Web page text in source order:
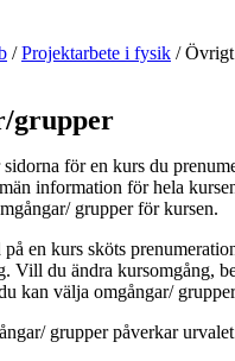
/ Projektarbete i fysik /Övrigt
grupper
för en kurs du
information för hela
grupper för kursen.
en kurs sköts
Vill du ändra kursomgång,
kan välja omgångar/
grupper påverkar